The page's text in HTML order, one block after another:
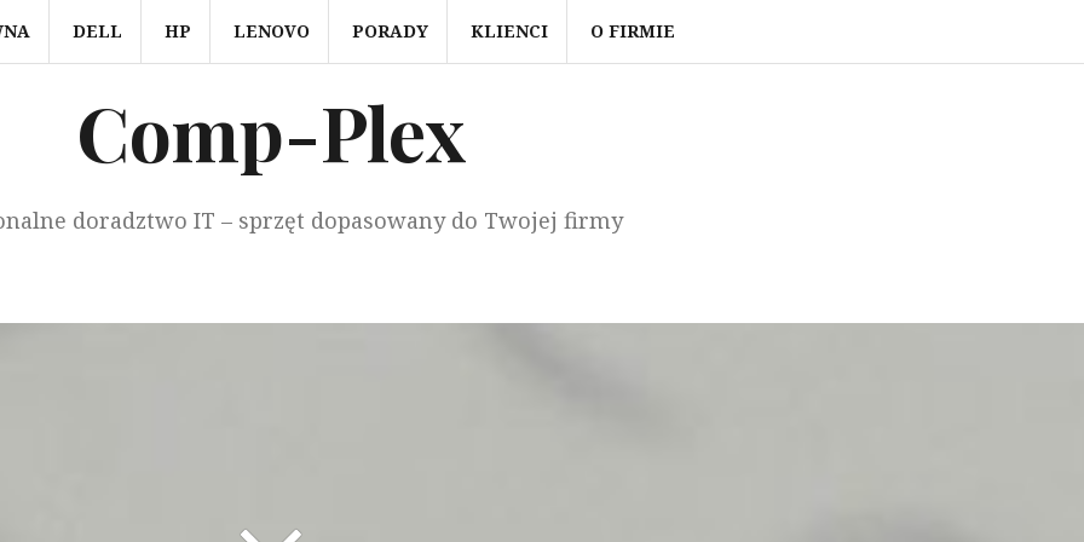
DELL HP LENOVO PORADY KLIENCI O FIRMIE
Comp-Plex
doradztwo IT – sprzęt dopasowany do Twojej firmy